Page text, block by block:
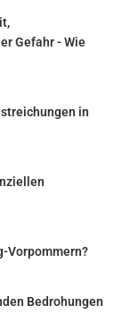
Gefahr - Wie
in
Vorpommern?
Bedrohungen